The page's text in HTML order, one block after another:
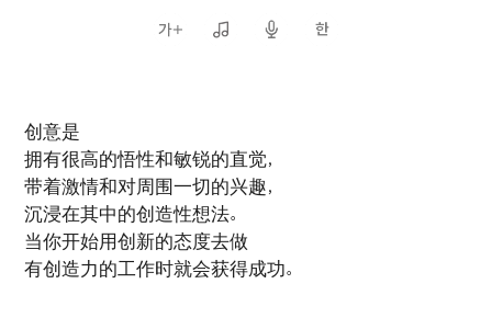
创意是
拥有很高的悟性和敏锐的直觉，
带着激情和对周围一切的兴趣，
沉浸在其中的创造性想法。
当你开始用创新的态度去做
有创造力的工作时就会获得成功。